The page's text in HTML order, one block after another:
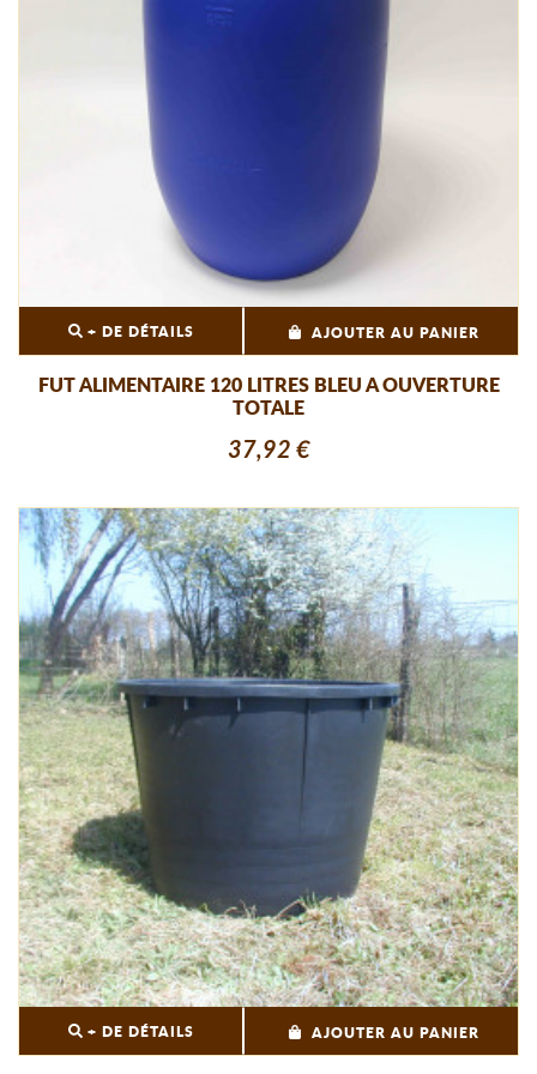
+ DE DÉTAILS AJOUTER AU PANIER
FUT ALIMENTAIRE 120 LITRES BLEU A OUVERTURE
TOTALE
37,92 €
+ DE DÉTAILS AJOUTER AU PANIER